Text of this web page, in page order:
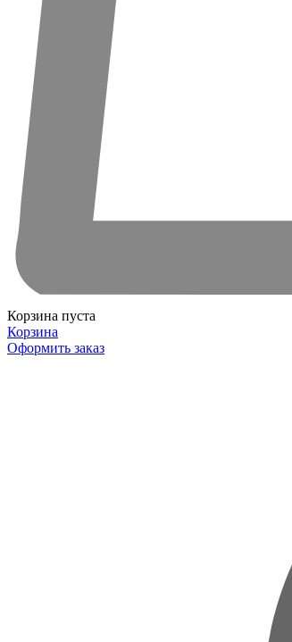
Корзина пуста
Корзина
Оформить заказ